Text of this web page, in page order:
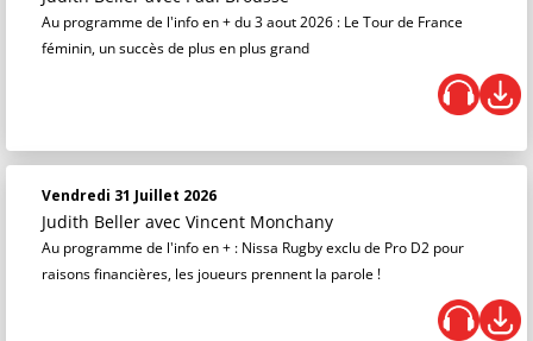
Au programme de l'info en + du 3 aout 2026 : Le Tour de France
féminin, un succès de plus en plus grand
Vendredi 31 Juillet 2026
Judith Beller avec Vincent Monchany
Au programme de l'info en + : Nissa Rugby exclu de Pro D2 pour
raisons financières, les joueurs prennent la parole !